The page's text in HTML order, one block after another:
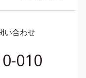
い合わせ
010